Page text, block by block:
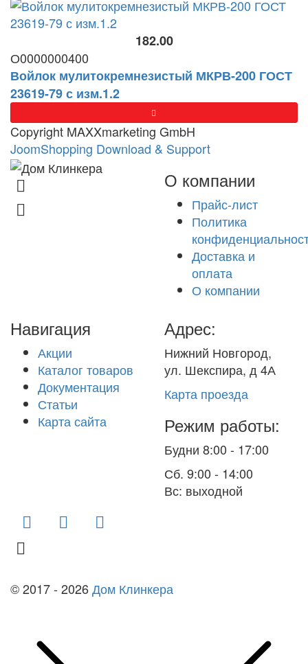
182.00
О0000000400
Войлок мулитокремнезистый МКРВ-200 ГОСТ
23619-79 с изм.1.2
Copyright MAXXmarketing GmbH
JoomShopping Download & Support
О компании
Прайс-лист
Политика
Доставка и
оплата
О компании
Навигация
Акции
Каталог товаров
Документация
Статьи
Карта сайта
Адрес:
Нижний Новгород,
ул. Шекспира, д 4А
Карта проезда
Режим работы:
Будни 8:00 - 17:00
Сб. 9:00 - 14:00
Вс: выходной
© 2017 - 2026Дом Клинкера